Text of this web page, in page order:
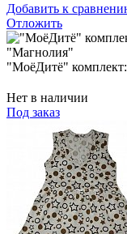
Добавить к
Отложить
"МоёДитё"
Нет в наличии
Под заказ